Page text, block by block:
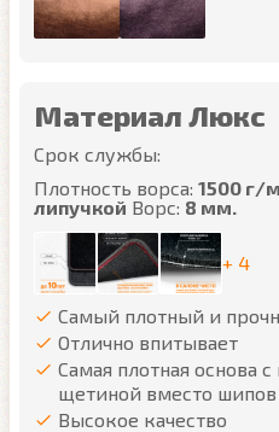
Материал Люкс
Срок службы:
Плотность ворса: 1500 г/
липучкой Ворс: 8 мм.
+ 4
Самый плотный и
Отлично впитывает
Самая плотная основа
щетиной вместо шипов
Высокое качество